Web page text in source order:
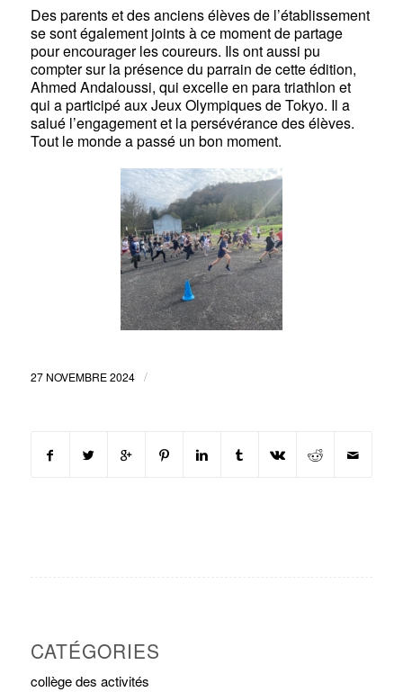
Des parents et des anciens élèves de l’établissement
se sont également joints à ce moment de partage
pour encourager les coureurs. Ils ont aussi pu
compter sur la présence du parrain de cette édition,
Ahmed Andaloussi, qui excelle en para triathlon et
qui a participé aux Jeux Olympiques de Tokyo. Il a
salué l’engagement et la persévérance des élèves.
Tout le monde a passé un bon moment.
27 NOVEMBRE 2024 /
CATÉGORIES
collège des activités